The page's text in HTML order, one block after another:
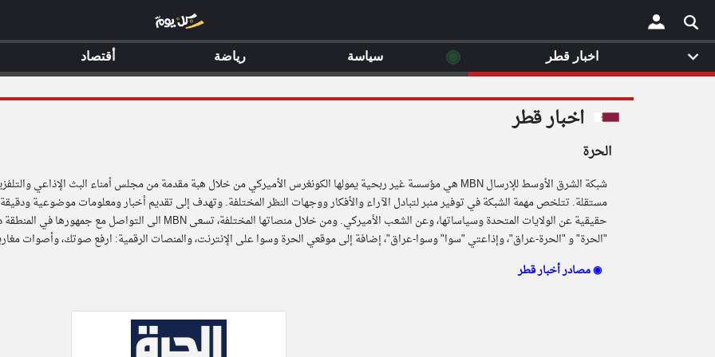
× اخبار قطر
الحرة
مستقلة. تتلخص مهمة الشبكة في توفير منبر لتبادل الآراء والأفكار ووجهات النظر المختلفة. وتهدف إلى تقديم أخبار ومعلومات موضوعية
"الحرة" و "الحرة-عراق"، وإذاعتي "سوا" وسوا-عراق"، إضافة إلى موقعي الحرة وسوا على الإنترنت، والمنصات الرقمية: ارفع صوتك، وأصوات
مصادر أخبار قطر ◉
اخبار قطر ◉ سياسة رياضة أقتصاد